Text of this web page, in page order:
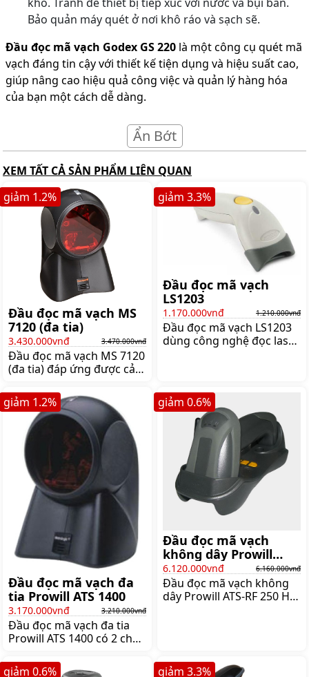
Bảo quản máy quét ở nơi khô ráo và sạch sẽ.
Đầu đọc mã vạch Godex GS 220 là một công cụ quét mã
vạch đáng tin cậy với thiết kế tiện dụng và hiệu suất cao,
giúp nâng cao hiệu quả công việc và quản lý hàng hóa
của bạn một cách dễ dàng.
Ẩn Bớt
XEM TẤT CẢ SẢN PHẨM LIÊN QUAN
Đầu đọc mã vạch MS
7120 (đa tia)
3.430.000vnđ 3.470.000vnđ
Đầu đọc mã vạch MS 7120
(đa tia) đáp ứng được cả
rộng hay những sản
phẩm cồng kềnh. Phù hợp
sử dụng để bàn cho phép
tính tiền hoặc quản lý sản
phẩm kho, Giá:3.470.000 đ
giảm 1.2%
Đầu đọc mã vạch
LS1203
1.170.000vnđ 1.210.000vnđ
Đầu đọc mã vạch LS1203
dùng công nghệ đọc laser
quét/giây. Đầu quét mã
vạch LS1203 thường dùng
để kiểm kê hàng hóa, bán
hàng, Giá:1.210.000 đ
giảm 3.3%
Đầu đọc mã vạch đa
tia Prowill ATS 1400
3.170.000vnđ 3.210.000vnđ
Đầu đọc mã vạch đa tia
Prowill ATS 1400 có 2 chế
hoặc bấm nút. Máy quét
giảm 1.2%
Đầu đọc mã vạch
không dây Prowill
ATS-RF 250 HD
6.120.000vnđ 6.160.000vnđ
Đầu đọc mã vạch không
dây Prowill ATS-RF 250 HD
giảm 0.6%
giảm 0.6% giảm 3.3%